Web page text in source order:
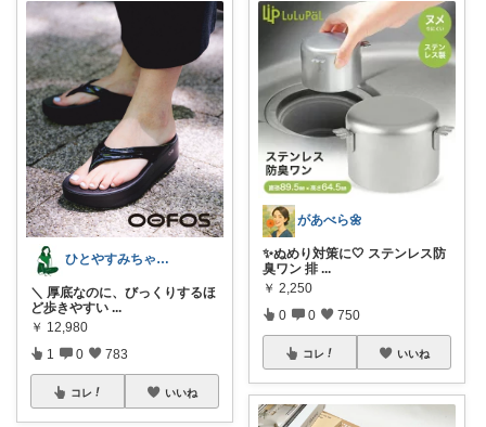
ひとやすみちゃん＊シンプルひとり暮らし
＼ 厚底なのに、びっくりするほ
ど歩きやすい ...
￥ 12,980
1 0 783
コレ いいね
があべら🌼
✨ぬめり対策に🤍 ステンレス防
臭ワン 排 ...
￥ 2,250
0 0 750
コレ いいね